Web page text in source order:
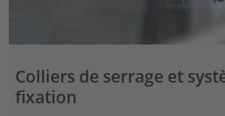
Colliers de serrage et
fixation